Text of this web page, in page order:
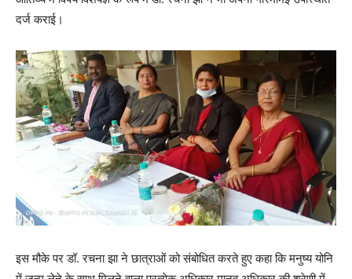
दर्ज कराई।
इस मौके पर डॉ. रचना झा ने छात्राओं को संबोधित करते हुए कहा कि मनुष्य योनि